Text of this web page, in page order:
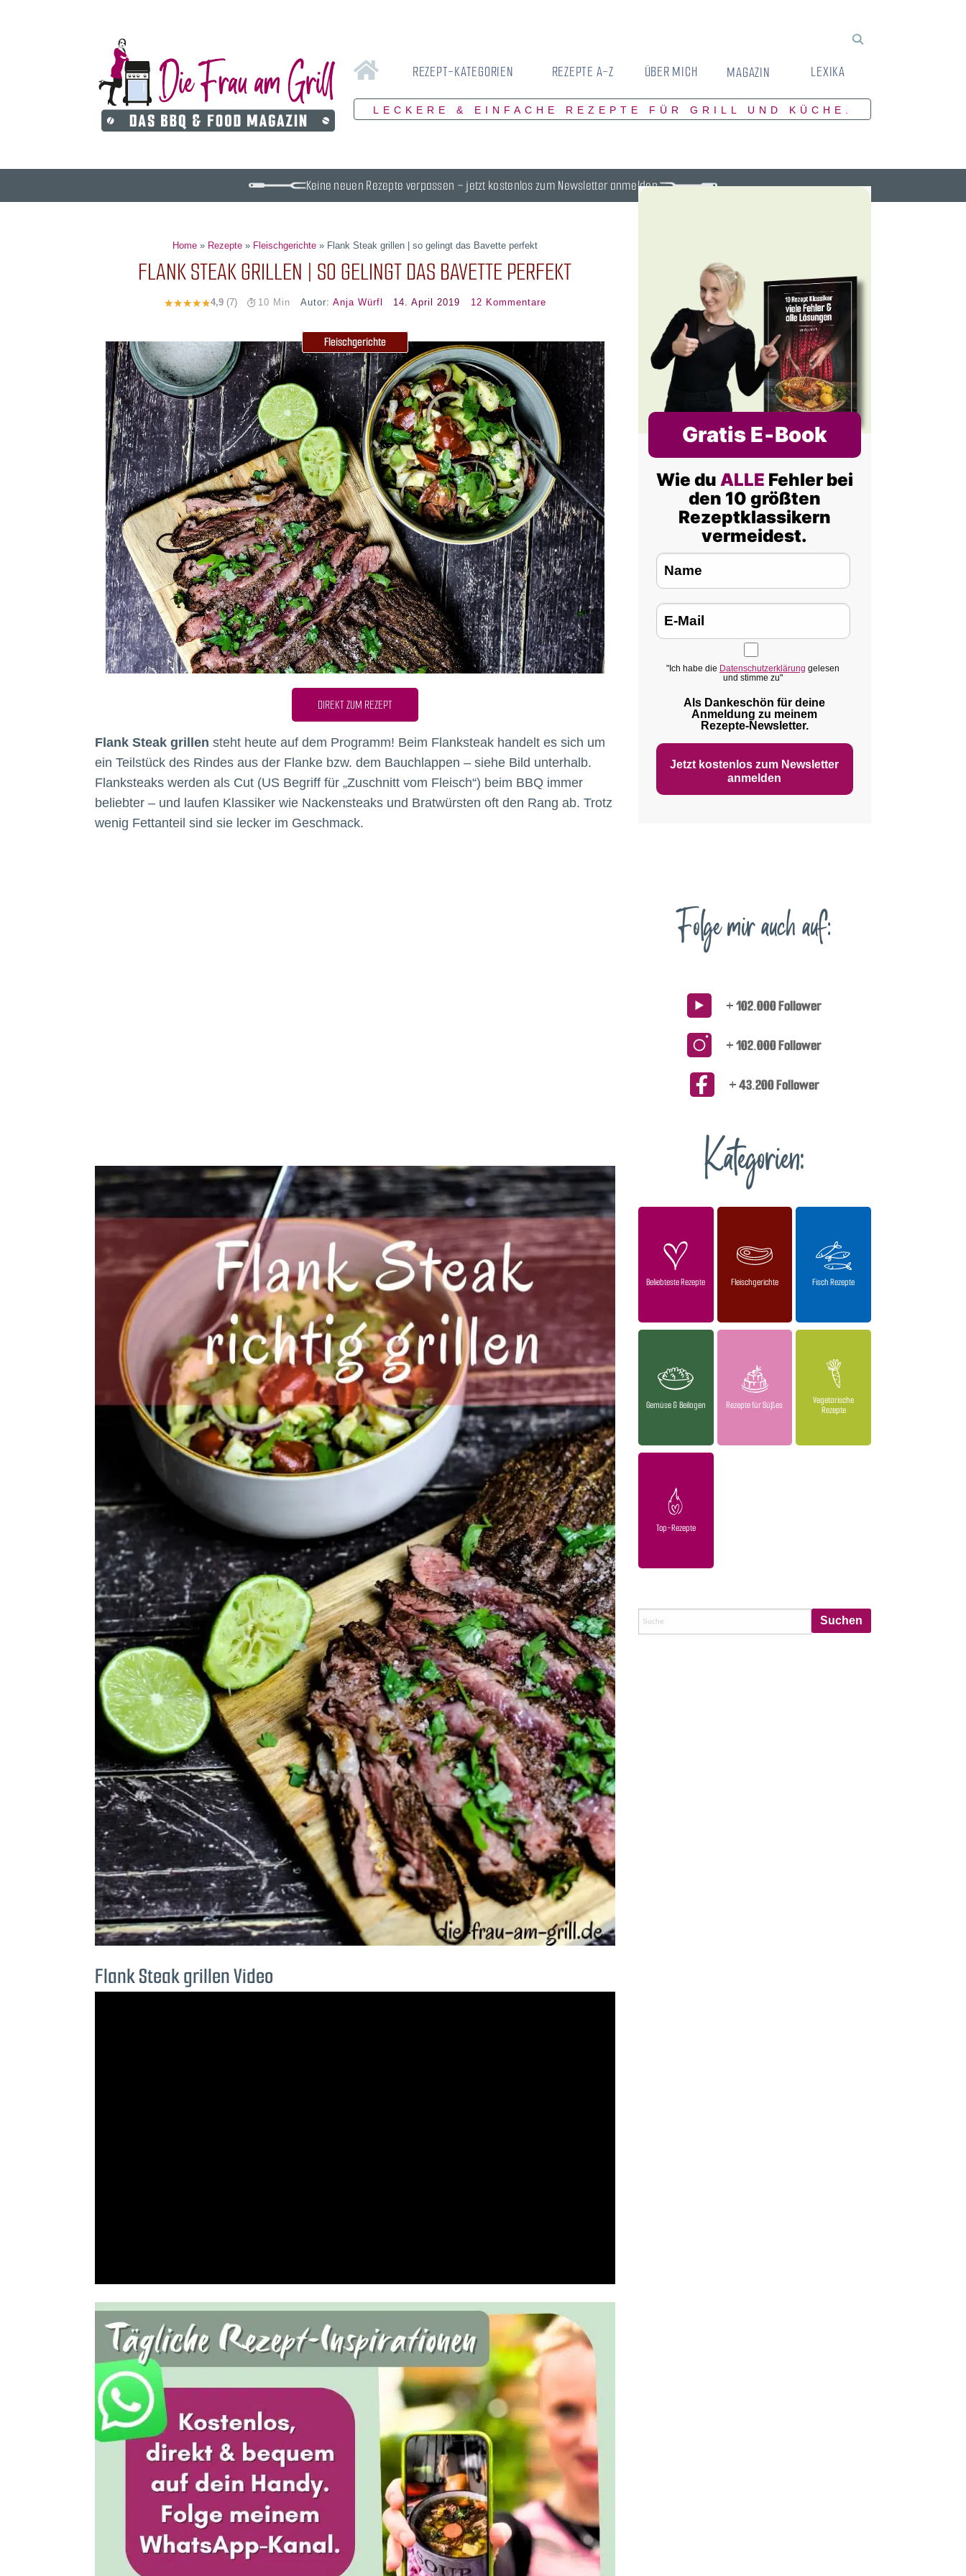
REZEPT-KATEGORIEN REZEPTE A-Z ÜBER MICH MAGAZIN LEXIKA
LECKERE & EINFACHE REZEPTE FÜR GRILL UND KÜCHE.
Keine neuen Rezepte verpassen – jetzt kostenlos zum Newsletter anmelden.
Home» Rezepte» Fleischgerichte» Flank Steak grillen | so gelingt das Bavette perfekt
FLANK STEAK GRILLEN | SO GELINGT DAS BAVETTE PERFEKT
4,9 (7) 10 Min Autor:Anja Würfl 14. April 2019 12 Kommentare
Fleischgerichte
DIREKT ZUM REZEPT
Flank Steak grillen steht heute auf dem Programm! Beim Flanksteak handelt es sich um
ein Teilstück des Rindes aus der Flanke bzw. dem Bauchlappen – siehe Bild unterhalb.
Flanksteaks werden als Cut (US Begriff für „Zuschnitt vom Fleisch“) beim BBQ immer
beliebter – und laufen Klassiker wie Nackensteaks und Bratwürsten oft den Rang ab. Trotz
wenig Fettanteil sind sie lecker im Geschmack.
Flank Steak grillen Video
Gratis E‑Book
Wie du ALLE Fehler bei
den 10 größten
Rezeptklassikern
vermeidest.
"Ich habe die Datenschutzerklärung gelesen
und stimme zu"
Als Dankeschön für deine
Anmeldung zu meinem
Rezepte‑Newsletter.
Jetzt kostenlos zum Newsletter
anmelden
Folge mir auch auf:
+ 102.000 Follower
+ 102.000 Follower
+ 43.200 Follower
Kategorien:
Beliebteste Rezepte Fleischgerichte Fisch Rezepte
Gemüse & Beilagen Rezepte für Süßes
Vegetarische
Rezepte
Top-Rezepte